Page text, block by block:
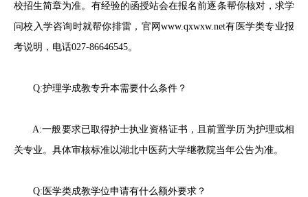
校招生简章为准。有经验的函授站会在报名前逐条帮你核对，求学
问校入学咨询时就帮你排雷，官网www.qxwxw.net有医学类专业报
考说明，电话027-86646545。
Q:护理学成教专升本需要什么条件？
A:一般要求已取得护士执业资格证书，且前置学历为护理或相
关专业。具体审核标准以湖北中医药大学继教院当年公告为准。
Q:医学类成教学位申请有什么额外要求？